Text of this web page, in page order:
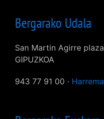
Bergarako Udala
San Martin Agirre
GIPUZKOA
943 77 91 00 ·